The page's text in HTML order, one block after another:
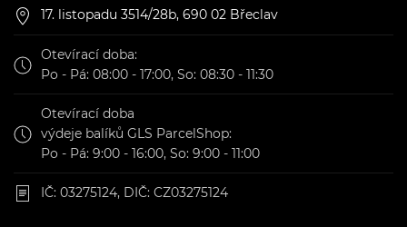
17. listopadu 3514/28b, 690 02 Břeclav
Otevírací doba:
Po - Pá: 08:00 - 17:00, So: 08:30 - 11:30
Otevírací doba
výdeje balíků GLS ParcelShop:
Po - Pá: 9:00 - 16:00, So: 9:00 - 11:00
IČ: 03275124, DIČ: CZ03275124